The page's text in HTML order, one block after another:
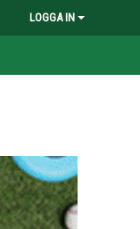
LOGGA IN